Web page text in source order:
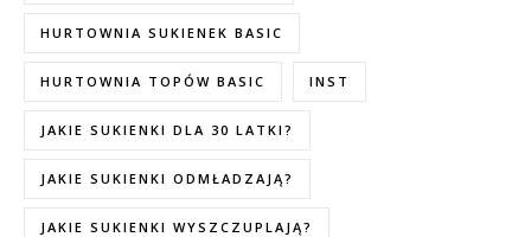
HURTOWNIA SUKIENEK BASIC
HURTOWNIA TOPÓW BASIC INST
JAKIE SUKIENKI DLA 30 LATKI?
JAKIE SUKIENKI ODMŁADZAJĄ?
JAKIE SUKIENKI WYSZCZUPLAJĄ?